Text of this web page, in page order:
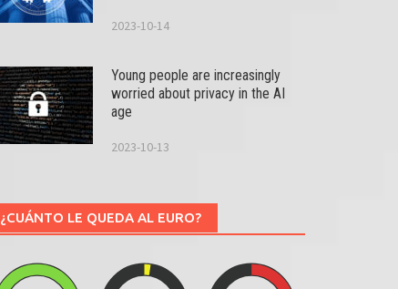
2023-10-14
Young people are increasingly
worried about privacy in the AI
age
2023-10-13
¿CUÁNTO LE QUEDA AL EURO?